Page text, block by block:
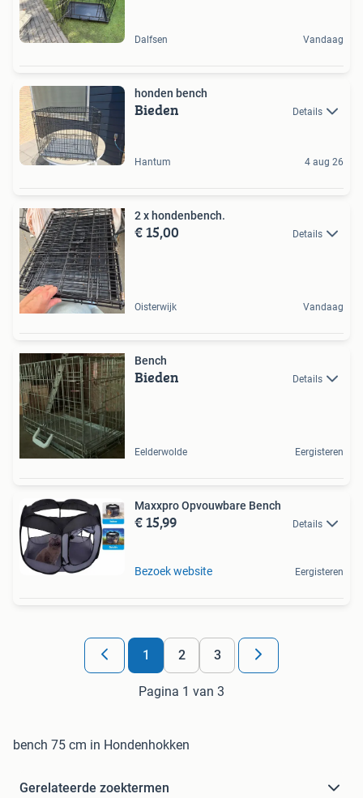
Dalfsen Vandaag
honden bench
Bieden Details
Hantum 4 aug 26
2 x hondenbench.
€ 15,00 Details
Oisterwijk Vandaag
Bench
Bieden Details
Eelderwolde Eergisteren
Maxxpro Opvouwbare Bench
€ 15,99 Details
Bezoek website Eergisteren
1 2 3
Pagina 1 van 3
bench 75 cm in Hondenhokken
Gerelateerde zoektermen